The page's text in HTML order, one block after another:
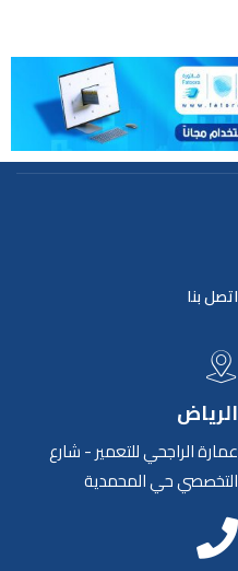
اتصل بنا
الرياض
عمارة الراجحي للتعمير - شارع
التخصصي حي المحمدية